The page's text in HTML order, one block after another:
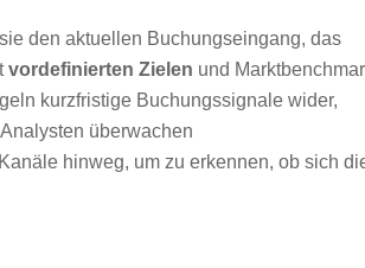
den aktuellen Buchungseingang, das
vordefinierten Zielen und
kurzfristige Buchungssignale wider,
überwachen
hinweg, um zu erkennen, ob sich